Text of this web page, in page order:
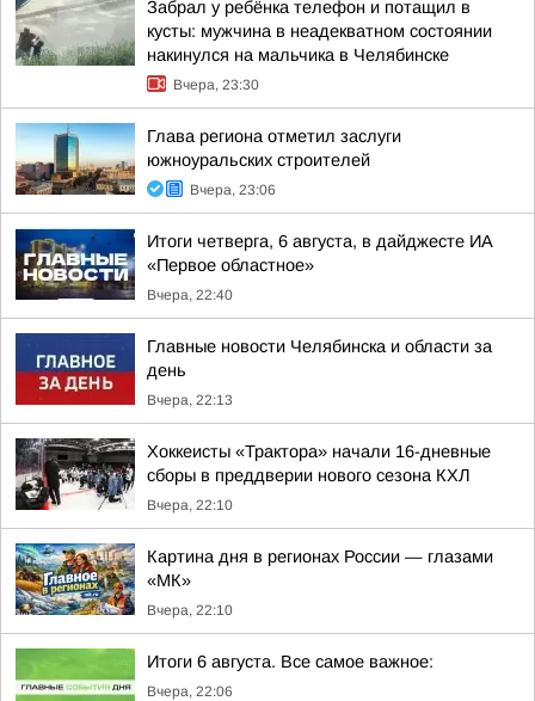
Забрал у ребёнка телефон и потащил в
кусты: мужчина в неадекватном состоянии
накинулся на мальчика в Челябинске
Вчера, 23:30
Глава региона отметил заслуги
южноуральских строителей
Вчера, 23:06
Итоги четверга, 6 августа, в дайджесте ИА
«Первое областное»
Вчера, 22:40
Главные новости Челябинска и области за
день
Вчера, 22:13
Хоккеисты «Трактора» начали 16-дневные
сборы в преддверии нового сезона КХЛ
Вчера, 22:10
Картина дня в регионах России — глазами
«МК»
Вчера, 22:10
Итоги 6 августа. Все самое важное:
Вчера, 22:06